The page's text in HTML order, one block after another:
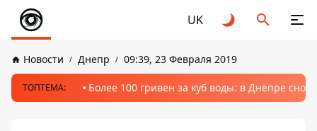
UK
Новости Днепр 09:39, 23 Февраля 2019
ТОПТЕМА: Более 100 гривен за куб воды: в Днепре